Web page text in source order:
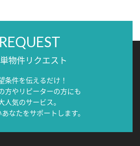
REQUEST
物件リクエスト
条件を伝えるだけ！
方やリピーターの方にも
人気のサービス。
なたをサポートします。